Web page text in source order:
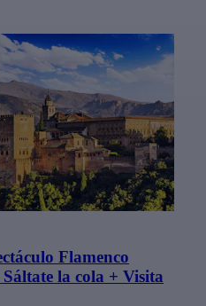
Flamenco
la cola + Visita